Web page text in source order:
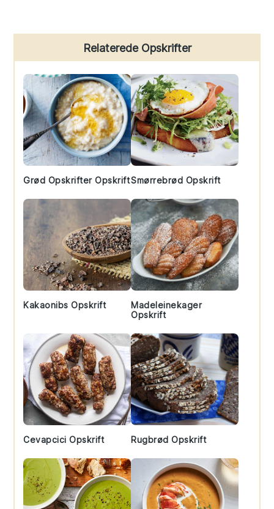
Sidebar
Relaterede Opskrifter
Grød Opskrifter OpskriftSmørrebrød Opskrift
Kakaonibs Opskrift
Madeleinekager
Opskrift
Cevapcici Opskrift Rugbrød Opskrift